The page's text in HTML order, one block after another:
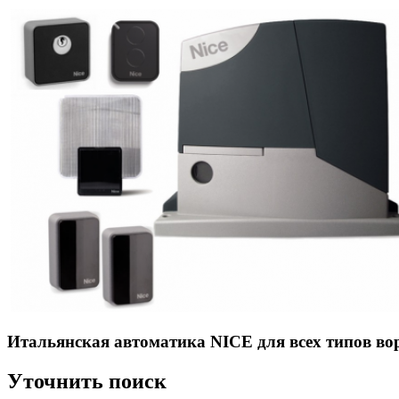
Итальянская автоматика NICE для всех типов
Уточнить поиск